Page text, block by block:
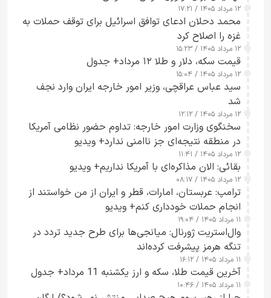
۱۲ مرداد ۱۴۰۵ / ۱۷:۲۱
محمد دحلان ادعای توافق اسرائیل برای توقف حملات به
غزه را اصلاح کرد
۱۲ مرداد ۱۴۰۵ / ۱۵:۲۳
قیمت سکه، دلار و طلا ۱۲ مرداد+ جدول
۱۲ مرداد ۱۴۰۵ / ۱۵:۰۴
سید عباس عراقچی، وزیر امور خارجه ایران وارد نجف
شد
۱۲ مرداد ۱۴۰۵ / ۱۲:۱۲
سخنگوی وزارت امور خارجه: تداوم حضور نظامی آمریکا
در منطقه نتیجه‌ای جز ناامنی ندارد+ ویدیو
۱۲ مرداد ۱۴۰۵ / ۱۱:۴۱
بقائی: الان مذاکره‌ای با آمریکا نداریم+ ویدیو
۱۲ مرداد ۱۴۰۵ / ۰۸:۱۷
ترامپ: عربستان، امارات، قطر و ایران از من خواستند از
انجام حملات خودداری کنم+ ویدیو
۱۱ مرداد ۱۴۰۵ / ۱۹:۰۴
وال‌استریت ژورنال: میانجی‌ها برای طرح جدید تردد در
تنگه هرمز پیشرفت کرده‌اند
۱۱ مرداد ۱۴۰۵ / ۱۶:۱۲
آخرین قیمت طلا، سکه و ارز یکشنبه 11 مرداد+ جدول
۱۱ مرداد ۱۴۰۵ / ۱۰:۴۶